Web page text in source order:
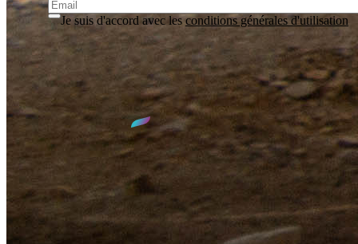
Je suis d'accord avec lesconditions générales d'utilisation
S'inscrire
Accès
SIED 70
1 rue Max DEVAUX
70000 VESOUL
03.84.77.00.00
contact@sied70.fr
Nous vous accueillonsdu lundi au vendredi
14h00 à 17h30